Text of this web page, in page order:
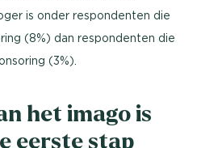
is onder respondenten die
(8%) dan respondenten die
(3%).
het imago is
eerste stap